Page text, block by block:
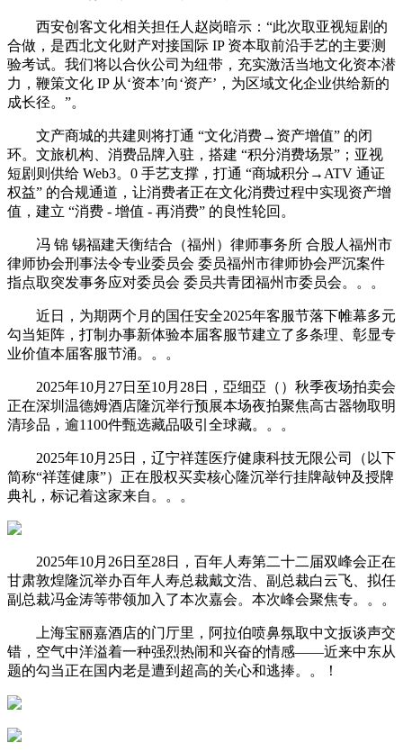
西安创客文化相关担任人赵岗暗示：“此次取亚视短剧的
合做，是西北文化财产对接国际 IP 资本取前沿手艺的主要测
验考试。我们将以合伙公司为纽带，充实激活当地文化资本潜
力，鞭策文化 IP 从‘资本’向‘资产’，为区域文化企业供给新的
成长径。”。
文产商城的共建则将打通 “文化消费→资产增值” 的闭
环。文旅机构、消费品牌入驻，搭建 “积分消费场景”；亚视
短剧则供给 Web3。0 手艺支撑，打通 “商城积分→ATV 通证
权益” 的合规通道，让消费者正在文化消费过程中实现资产增
值，建立 “消费 - 增值 - 再消费” 的良性轮回。
冯 锦 锡福建天衡结合（福州）律师事务所 合股人福州市
律师协会刑事法令专业委员会 委员福州市律师协会严沉案件
指点取突发事务应对委员会 委员共青团福州市委员会。。。
近日，为期两个月的国任安全2025年客服节落下帷幕多元
勾当矩阵，打制办事新体验本届客服节建立了多条理、彰显专
业价值本届客服节涌。。。
2025年10月27日至10月28日，亞细亞（）秋季夜场拍卖会
正在深圳温德姆酒店隆沉举行预展本场夜拍聚焦高古器物取明
清珍品，逾1100件甄选藏品吸引全球藏。。。
2025年10月25日，辽宁祥莲医疗健康科技无限公司（以下
简称“祥莲健康”）正在股权买卖核心隆沉举行挂牌敲钟及授牌
典礼，标记着这家来自。。。
2025年10月26日至28日，百年人寿第二十二届双峰会正在
甘肃敦煌隆沉举办百年人寿总裁戴文浩、副总裁白云飞、拟任
副总裁冯金涛等带领加入了本次嘉会。本次峰会聚焦专。。。
上海宝丽嘉酒店的门厅里，阿拉伯喷鼻氛取中文扳谈声交
错，空气中洋溢着一种强烈热闹和兴奋的情感——近来中东从
题的勾当正在国内老是遭到超高的关心和逃捧。。！